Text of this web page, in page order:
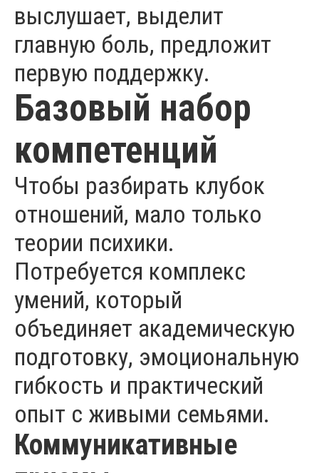
выслушает, выделит
главную боль, предложит
первую поддержку.
Базовый набор
компетенций
Чтобы разбирать клубок
отношений, мало только
теории психики.
Потребуется комплекс
умений, который
объединяет академическую
подготовку, эмоциональную
гибкость и практический
опыт с живыми семьями.
Коммуникативные